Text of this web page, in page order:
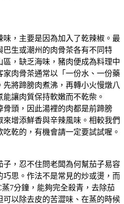
，主要是因為加入了乾辣椒。最
生或潮州的肉骨茶各有不同特
，缺乏海味，豬肉便成為料理中
家肉骨茶通常以「一份水、一份藥
將蹄膀肉煮沸，再轉小火慢燉八
讓肉質保持軟嫩而不乾柴。
骨頭，因此湯裡的肉都是前蹄膀
增添鮮香與辛辣風味。 相較我們
乾的，有機會請一定要試試喔。
子，忍不住問老闆為何幫茄子易容
思。 作法不是常見的炒或燙，而
蒸7分鐘，能夠完全殺青，去除茄
可以除去皮的苦澀味、在蒸的時候